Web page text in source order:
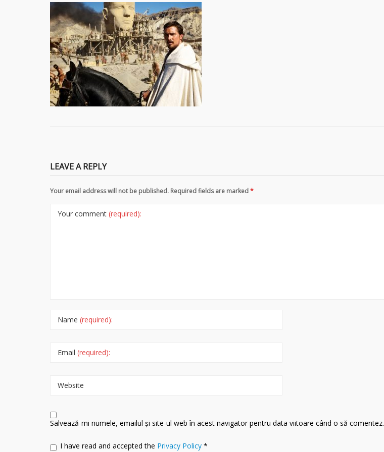
LEAVE A REPLY
Your email address will not be published. Required fields are marked*
Your comment (required):
Name (required):
Email (required):
Website
Salvează-mi numele, emailul și site-ul web în acest navigator pentru data viitoare când o să comentez.
I have read and accepted the Privacy Policy *